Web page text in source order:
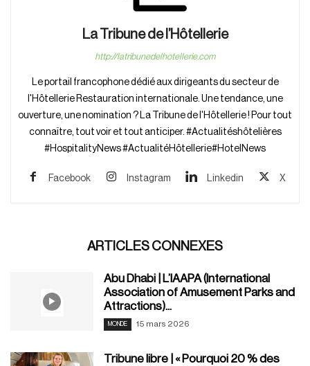
La Tribune de l’Hôtellerie
http://latribunedelhotellerie.com
Le portail francophone dédié aux dirigeants du secteur de
l'Hôtellerie Restauration internationale. Une tendance, une
ouverture, une nomination ? La Tribune de l'Hôtellerie ! Pour tout
connaître, tout voir et tout anticiper. #Actualitéshôtelières
#HospitalityNews #ActualitéHôtellerie#HotelNews
Facebook Instagram Linkedin X
ARTICLES CONNEXES
Abu Dhabi | L’IAAPA (International
Association of Amusement Parks and
Attractions)...
MONDE 15 mars 2026
Tribune libre | « Pourquoi 20 % des